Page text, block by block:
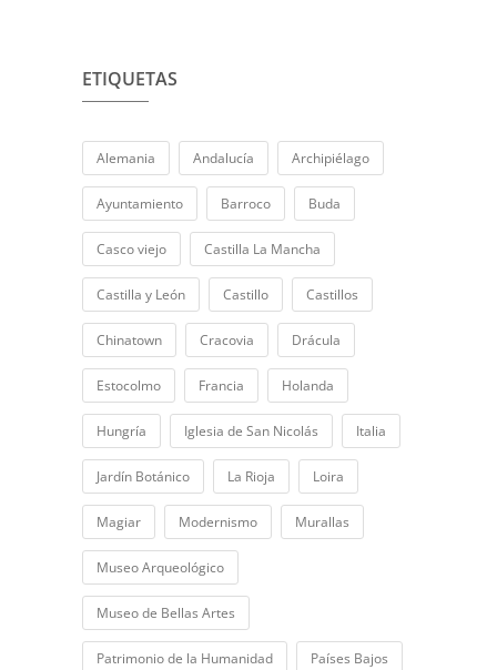
ETIQUETAS
Alemania Andalucía Archipiélago
Ayuntamiento Barroco Buda
Casco viejo Castilla La Mancha
Castilla y León Castillo Castillos
Chinatown Cracovia Drácula
Estocolmo Francia Holanda
Hungría Iglesia de San Nicolás Italia
Jardín Botánico La Rioja Loira
Magiar Modernismo Murallas
Museo Arqueológico
Museo de Bellas Artes
Patrimonio de la Humanidad Países Bajos